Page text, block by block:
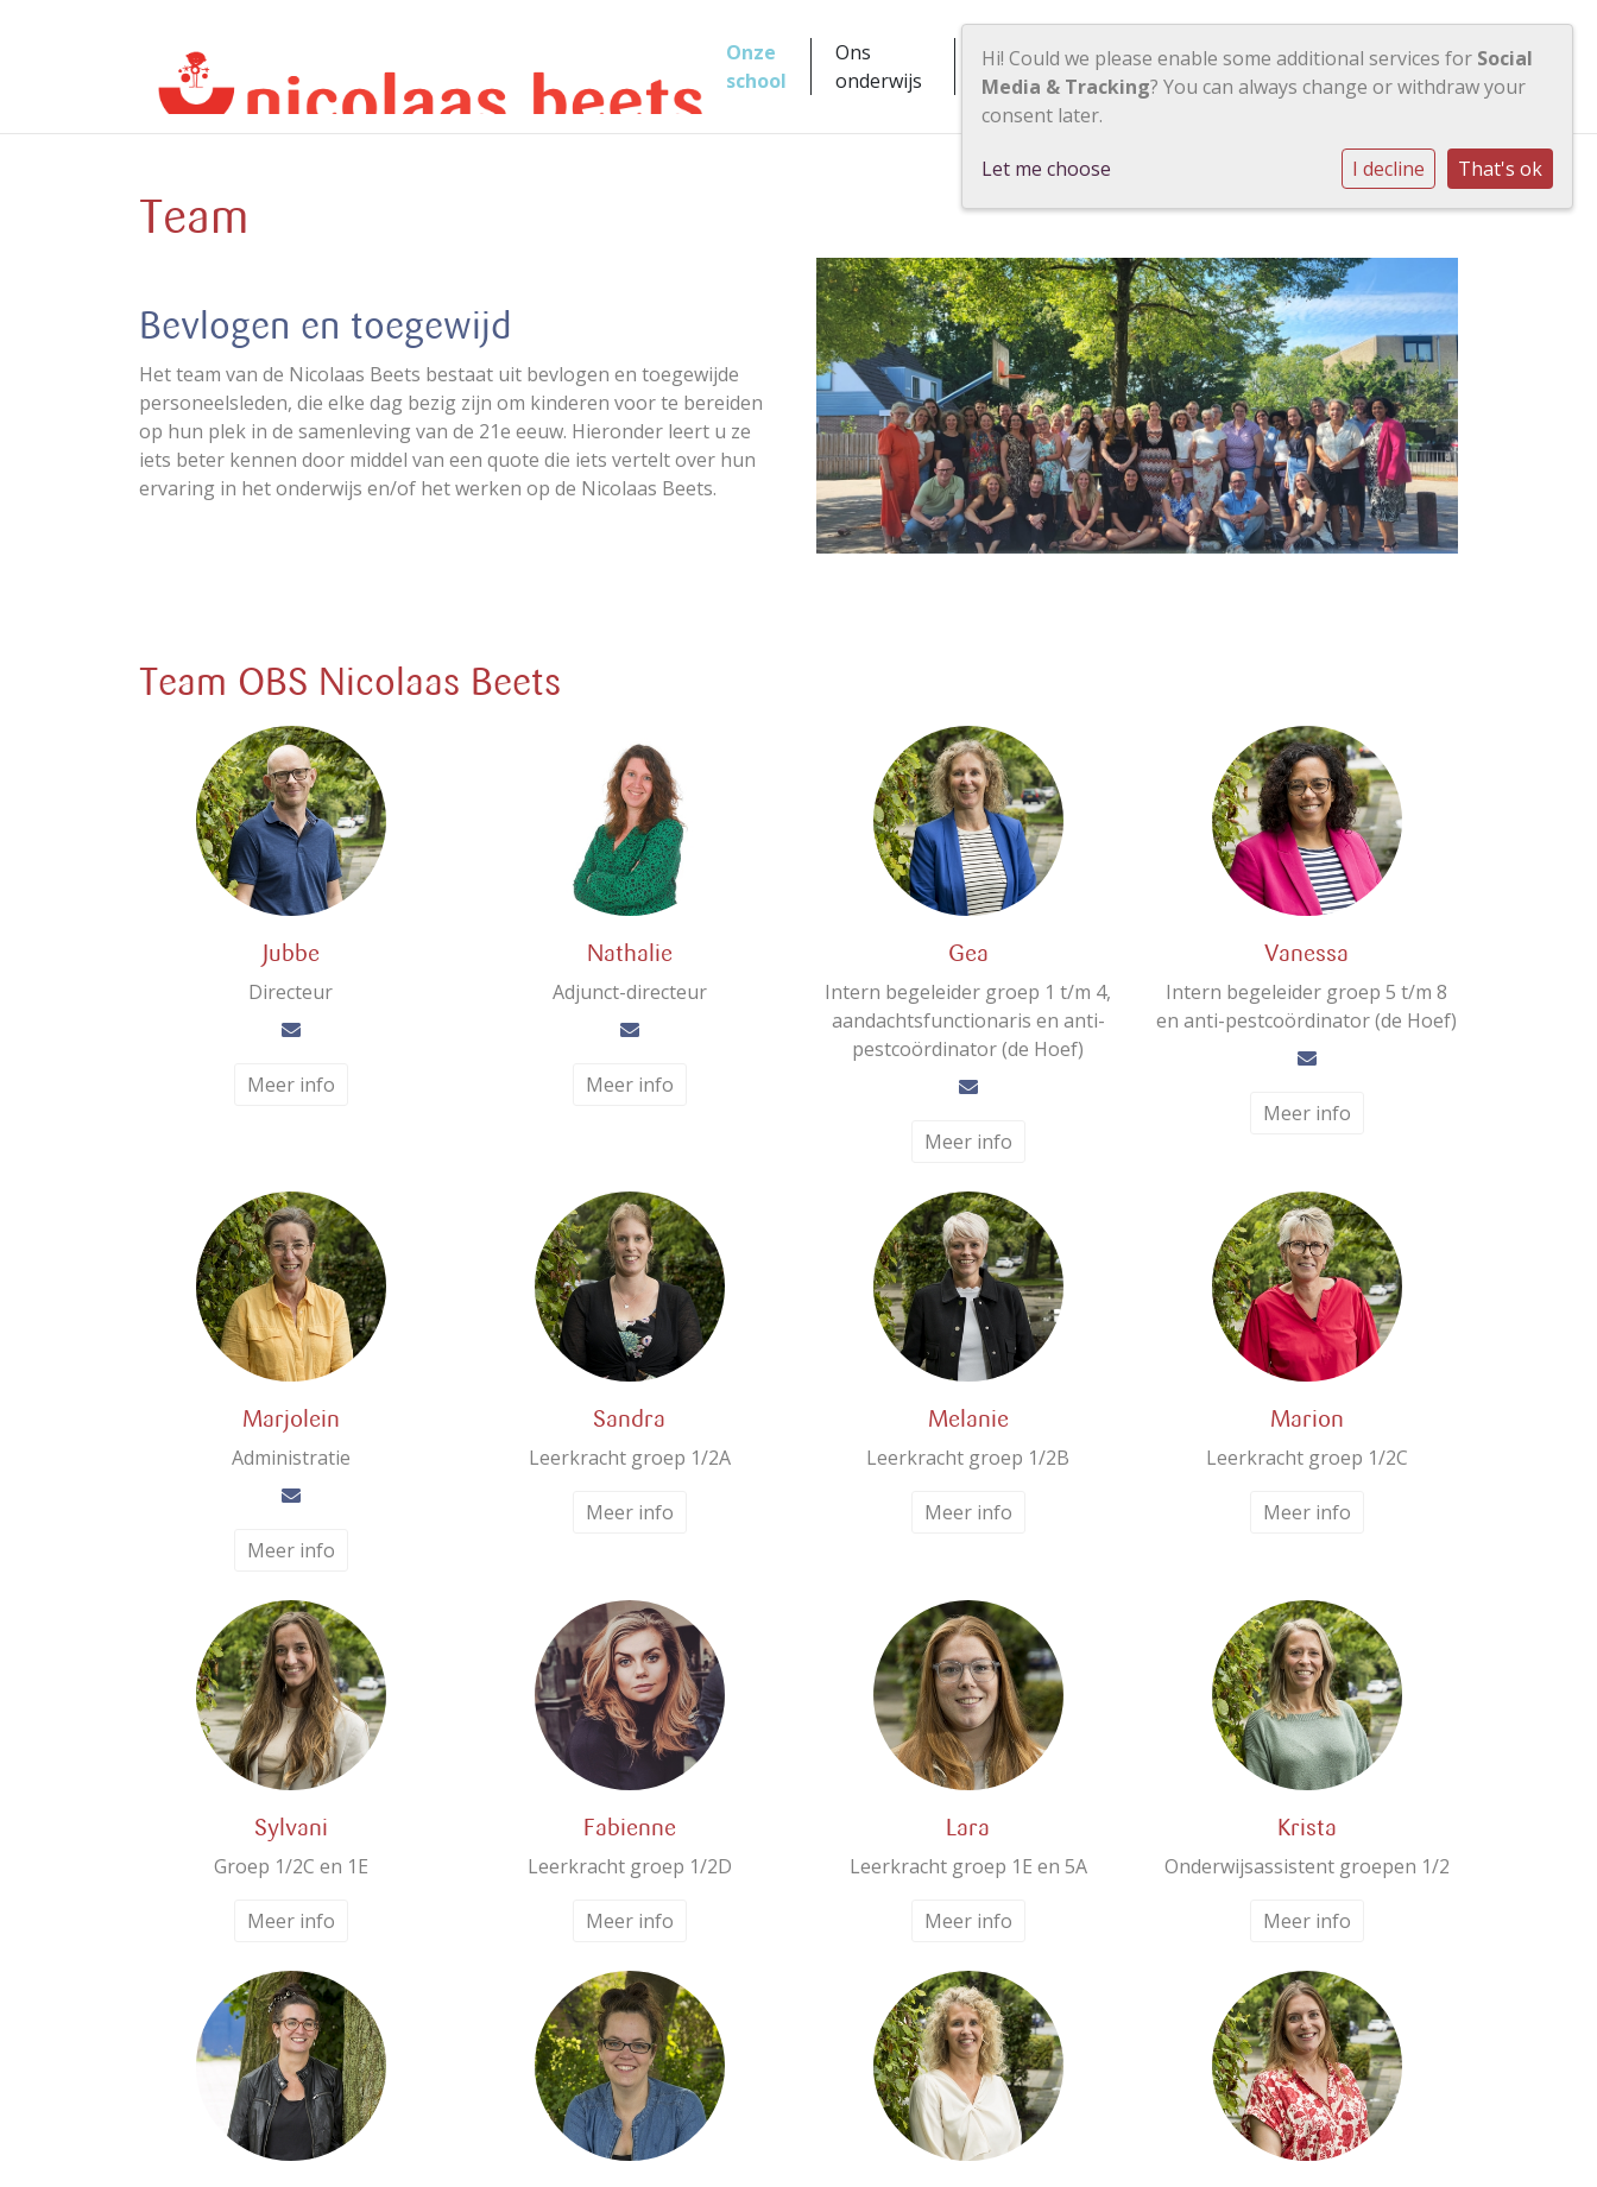
Onze
school
Ons
onderwijs
Praktisch Contact Inloggen
Team
Bevlogen en toegewijd
Het team van de Nicolaas Beets bestaat uit bevlogen en toegewijde
personeelsleden, die elke dag bezig zijn om kinderen voor te bereiden
op hun plek in de samenleving van de 21e eeuw. Hieronder leert u ze
iets beter kennen door middel van een quote die iets vertelt over hun
ervaring in het onderwijs en/of het werken op de Nicolaas Beets.
Team OBS Nicolaas Beets
Jubbe
Directeur
Meer info
Nathalie
Adjunct-directeur
Meer info
Gea
Intern begeleider groep 1 t/m 4,
aandachtsfunctionaris en anti-
pestcoördinator (de Hoef)
Meer info
Vanessa
Intern begeleider groep 5 t/m 8
en anti-pestcoördinator (de Hoef)
Meer info
Marjolein
Administratie
Meer info
Sandra
Leerkracht groep 1/2A
Meer info
Melanie
Leerkracht groep 1/2B
Meer info
Marion
Leerkracht groep 1/2C
Meer info
Sylvani
Groep 1/2C en 1E
Meer info
Fabienne
Leerkracht groep 1/2D
Meer info
Lara
Leerkracht groep 1E en 5A
Meer info
Krista
Onderwijsassistent groepen 1/2
Meer info
Hi! Could we please enable some additional services for Social
Media & Tracking? You can always change or withdraw your
consent later.
Let me choose I decline That's ok